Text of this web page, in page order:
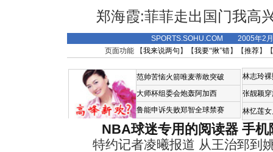
郑海霞:菲菲走出国门我高
SPORTS.SOHU.COM 2005年2
页面功能 【我来说两句 】【我要“揪”错】【推荐】
范帅苦恼火箭唯麦蒂敢突破
大师杯组委会炮轰阿加西
鲁能申诉失败郑智全球禁赛
林志玲
张靓颖
林忆莲
NBA球迷专用的阅读器 手机
特约记者凌曦报道 从王治郅到